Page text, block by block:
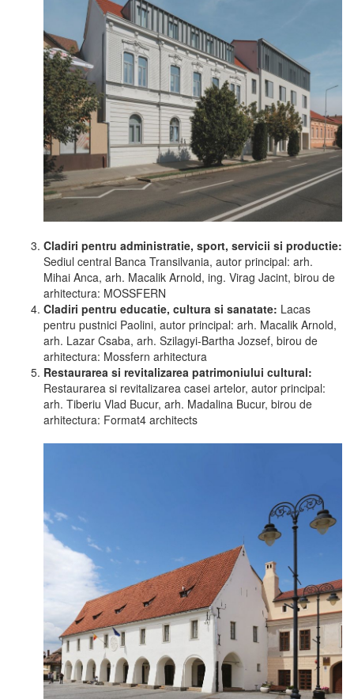
Cladiri pentru administratie, sport, servicii si productie:
Sediul central Banca Transilvania, autor principal: arh.
Mihai Anca, arh. Macalik Arnold, ing. Virag Jacint, birou de
arhitectura: MOSSFERN
Cladiri pentru educatie, cultura si sanatate: Lacas
pentru pustnici Paolini, autor principal: arh. Macalik Arnold,
arh. Lazar Csaba, arh. Szilagyi-Bartha Jozsef, birou de
arhitectura: Mossfern arhitectura
Restaurarea si revitalizarea patrimoniului cultural:
Restaurarea si revitalizarea casei artelor, autor principal:
arh. Tiberiu Vlad Bucur, arh. Madalina Bucur, birou de
arhitectura: Format4 architects